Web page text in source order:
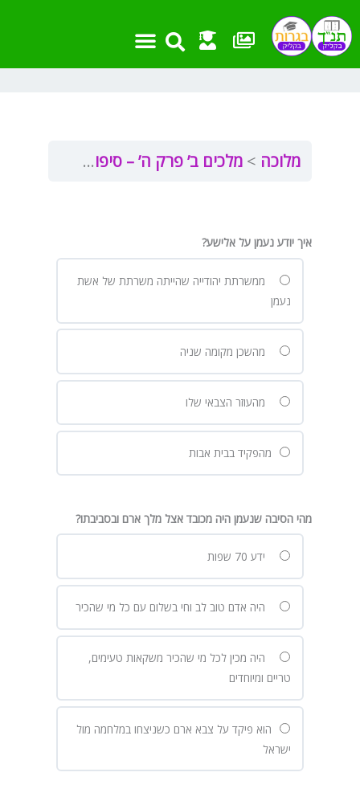
לתוכן
מלוכה מלכים ב’ פרק ה’ – סיפורי אלישע – ממלכתי
איך יודע נעמן על אלישע?
ממשרתת יהודייה שהייתה משרתת של אשת
נעמן
מהשכן מקומה שניה
מהעוזר הצבאי שלו
מהפקיד בבית אבות
מהי הסיבה שנעמן היה מכובד אצל מלך ארם ובסביבתו?
ידע 70 שפות
היה אדם טוב לב וחי בשלום עם כל מי שהכיר
היה מכין לכל מי שהכיר משקאות טעימים,
טריים ומיוחדים
הוא פיקד על צבא ארם כשניצחו במלחמה מול
ישראל